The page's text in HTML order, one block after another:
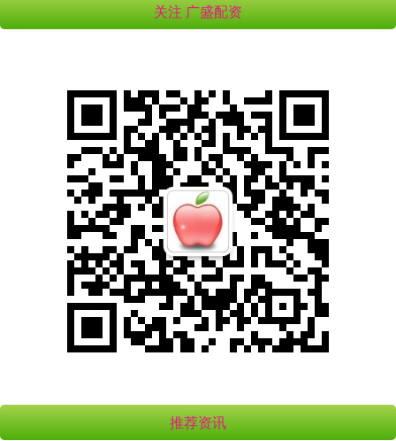
关注 广盛配资
推荐资讯